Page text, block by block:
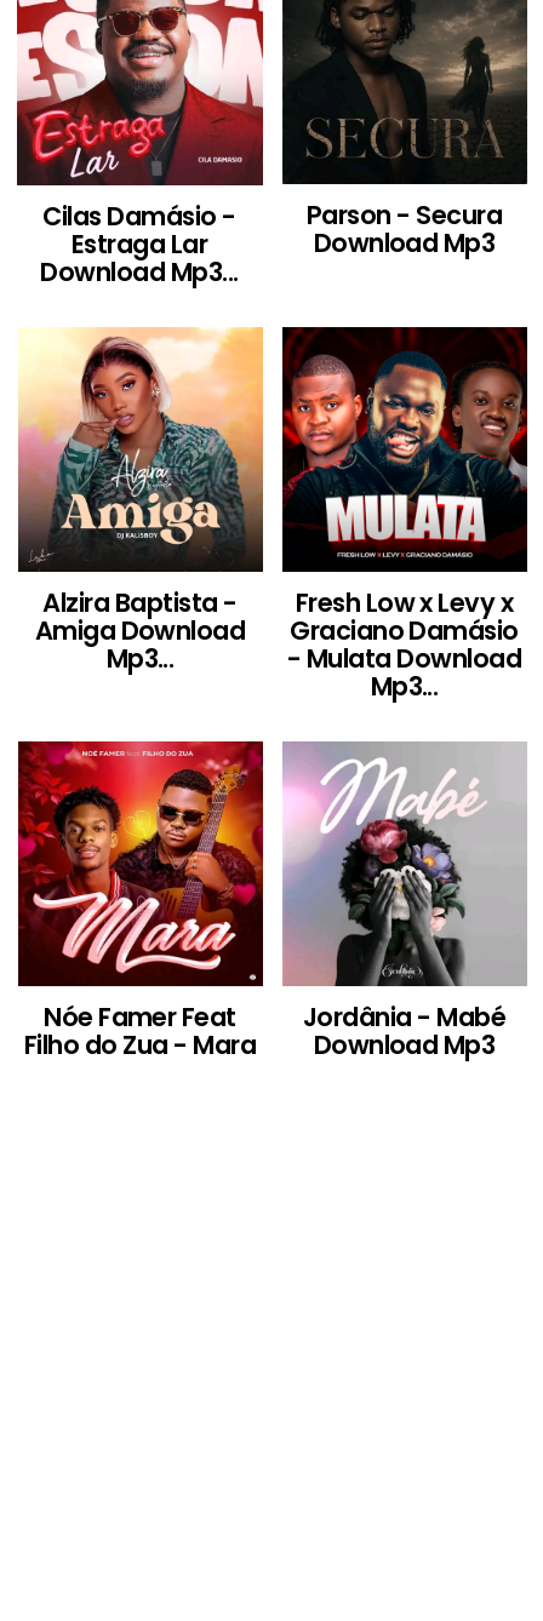
Cilas Damásio -
Estraga Lar
Download Mp3...
Parson - Secura
Download Mp3
Alzira Baptista -
Amiga Download
Mp3...
Fresh Low x Levy x
Graciano Damásio
- Mulata Download
Mp3...
Nóe Famer Feat
Filho do Zua - Mara
Jordânia - Mabé
Download Mp3